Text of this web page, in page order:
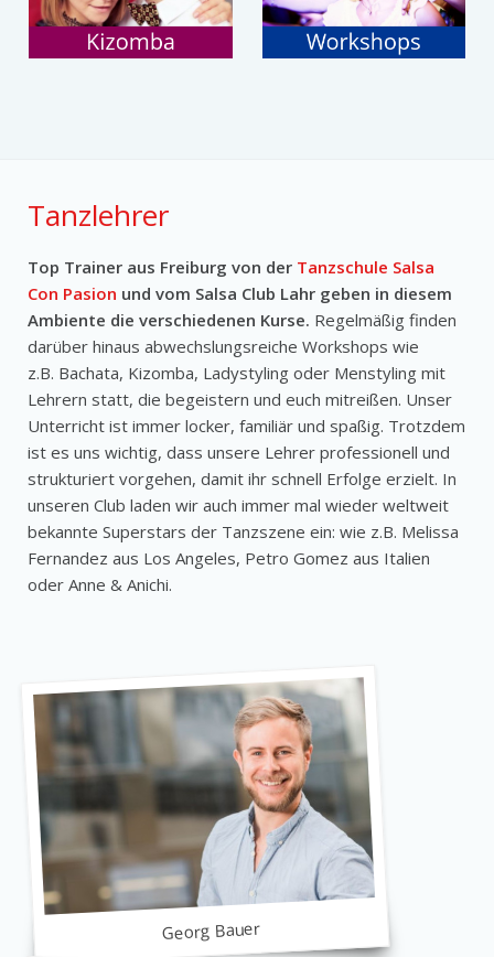
Tanzlehrer
Top Trainer aus Freiburg von der Tanzschule Salsa
Con Pasion und vom Salsa Club Lahr geben in diesem
Ambiente die verschiedenen Kurse. Regelmäßig finden
darüber hinaus abwechslungsreiche Workshops wie
z.B. Bachata, Kizomba, Ladystyling oder Menstyling mit
Lehrern statt, die begeistern und euch mitreißen. Unser
Unterricht ist immer locker, familiär und spaßig. Trotzdem
ist es uns wichtig, dass unsere Lehrer professionell und
strukturiert vorgehen, damit ihr schnell Erfolge erzielt. In
unseren Club laden wir auch immer mal wieder weltweit
bekannte Superstars der Tanzszene ein: wie z.B. Melissa
Fernandez aus Los Angeles, Petro Gomez aus Italien
oder Anne & Anichi.
Georg Bauer